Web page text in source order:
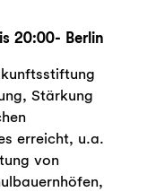
20:00- Berlin
Stärkung
erreicht, u.a.
von